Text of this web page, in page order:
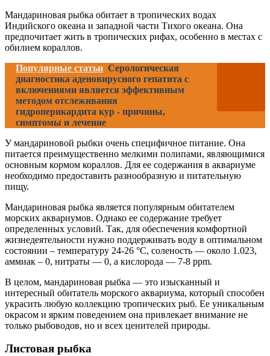
Мандариновая рыбка обитает в тропических водах
Индийского океана и западной части Тихого океана. Она
предпочитает жить в тропических рифах, особенно в местах с
обилием кораллов.
Популярные статьи Серологическая
диагностика аденовирусного гепатита с
включениями является эффективным
методом отслеживания
гидроперикардита кур - причины,
симптомы и лечение
У мандариновой рыбки очень специфичное питание. Она
питается преимущественно мелкими полипами, являющимися
основным кормом кораллов. Для ее содержания в аквариуме
необходимо предоставить разнообразную и питательную
пищу.
Мандариновая рыбка является популярным обитателем
морских аквариумов. Однако ее содержание требует
определенных условий. Так, для обеспечения комфортной
жизнедеятельности нужно поддерживать воду в оптимальном
состоянии – температуру 24-26 °C, соленость — около 1.023,
аммиак – 0, нитраты — 0, а кислорода — 7-8 ppm.
В целом, мандариновая рыбка — это изысканный и
интересный обитатель морского аквариума, который способен
украсить любую коллекцию тропических рыб. Ее уникальным
окрасом и ярким поведением она привлекает внимание не
только рыбоводов, но и всех ценителей природы.
Листовая рыбка